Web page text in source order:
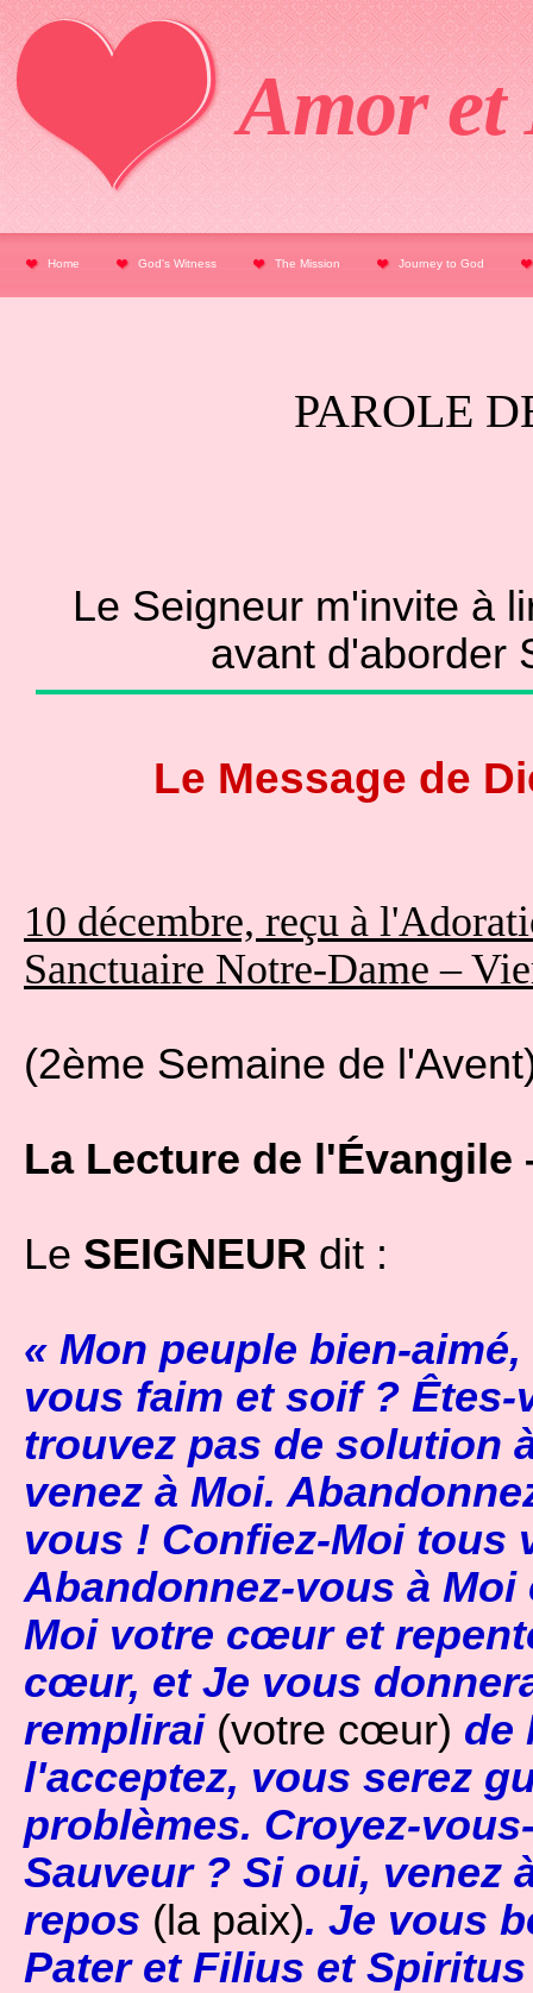
Amor et
Home God's Witness The Mission Journey to God
PAROLE
Le Seigneur m'invite à
avant d'aborder
Le Message de
10 décembre, reçu à
Sanctuaire Notre-Dame –
(2ème Semaine de
La Lecture de l'Évangile
Le SEIGNEUR dit :
« Mon peuple bien-
vous faim et soif ?
trouvez pas de solution
venez à Moi.
vous ! Confiez-Moi tous
Abandonnez-vous à
Moi votre cœur et
cœur, et Je vous
remplirai (votre cœur) de
l'acceptez, vous serez
problèmes. Croyez-
Sauveur ? Si oui, venez
repos (la paix). Je vous
Pater et Filius et